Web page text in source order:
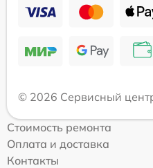
© 2026 Сервисный
Стоимость ремонта
Оплата и доставка
Контакты